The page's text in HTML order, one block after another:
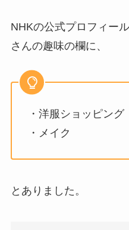
NHKの公式プロフィー
さんの趣味の欄に、
・洋服ショッピング
・メイク
とありました。